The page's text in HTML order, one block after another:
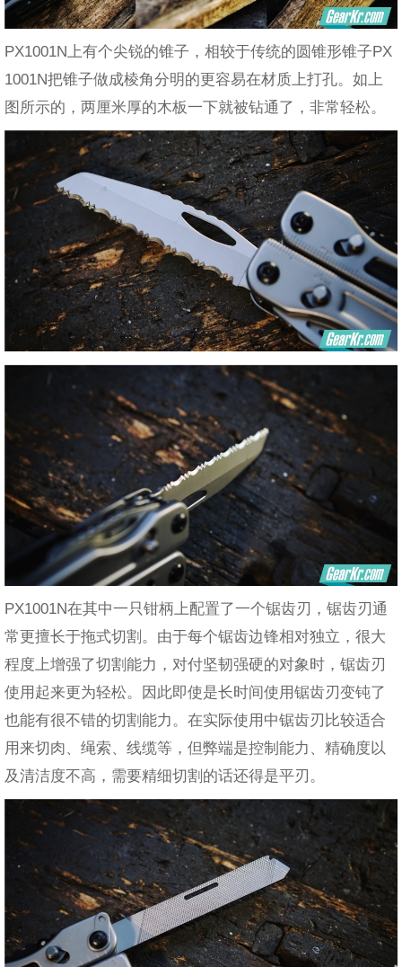
PX1001N上有个尖锐的锥子，相较于传统的圆锥形锥子PX
1001N把锥子做成棱角分明的更容易在材质上打孔。如上
图所示的，两厘米厚的木板一下就被钻通了，非常轻松。
PX1001N在其中一只钳柄上配置了一个锯齿刃，锯齿刃通
常更擅长于拖式切割。由于每个锯齿边锋相对独立，很大
程度上增强了切割能力，对付坚韧强硬的对象时，锯齿刃
使用起来更为轻松。因此即使是长时间使用锯齿刃变钝了
也能有很不错的切割能力。在实际使用中锯齿刃比较适合
用来切肉、绳索、线缆等，但弊端是控制能力、精确度以
及清洁度不高，需要精细切割的话还得是平刃。